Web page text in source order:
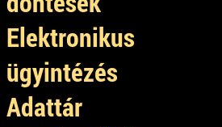
Elektronikus
ügyintézés
Adattár